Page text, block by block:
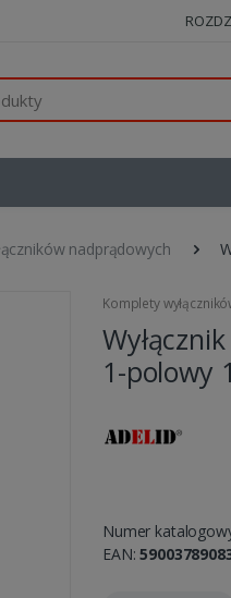
nadprądowych
Komplety
1-polowy
Numer
EAN: